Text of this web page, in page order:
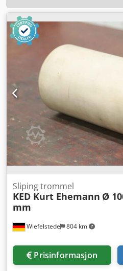
Wiefelstede 804 km
Sliping trommel
KED Kurt Ehemann Ø
mm
Prisinformasjon